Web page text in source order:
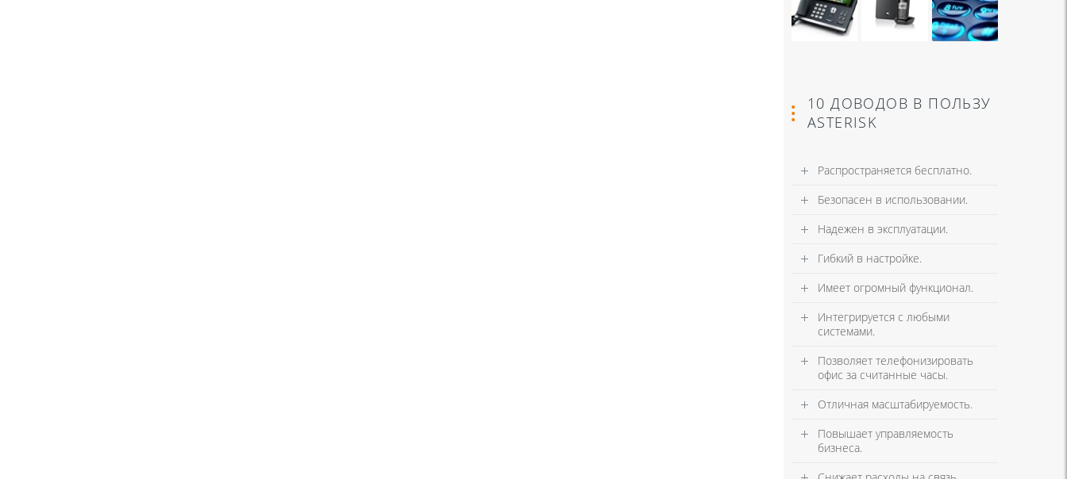
10 ДОВОДОВ В ПОЛЬЗУ
ASTERISK
Распространяется бесплатно.
Безопасен в использовании.
Надежен в эксплуатации.
Гибкий в настройке.
Имеет огромный функционал.
Интегрируется с любыми
системами.
Позволяет телефонизировать
офис за считанные часы.
Отличная масштабируемость.
Повышает управляемость
бизнеса.